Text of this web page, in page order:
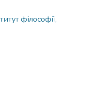
філософії,